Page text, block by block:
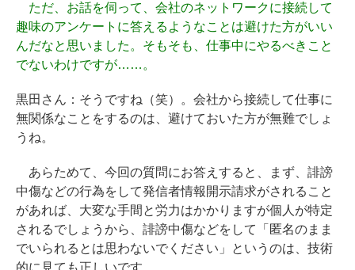
ただ、お話を伺って、会社のネットワークに接続して
趣味のアンケートに答えるようなことは避けた方がいい
んだなと思いました。そもそも、仕事中にやるべきこと
でないわけですが……。
黒田さん： そうですね（笑）。会社から接続して仕事に
無関係なことをするのは、避けておいた方が無難でしょ
うね。
あらためて、今回の質問にお答えすると、まず、誹謗
中傷などの行為をして発信者情報開示請求がされること
があれば、大変な手間と労力はかかりますが個人が特定
されるでしょうから、誹謗中傷などをして「匿名のまま
でいられるとは思わないでください」というのは、技術